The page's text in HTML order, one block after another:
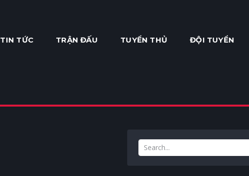
TIN TỨC TRẬN ĐẤU TUYỂN THỦ ĐỘI TUYỂN